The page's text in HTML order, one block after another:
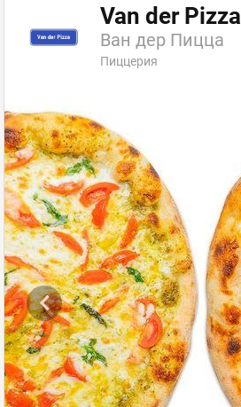
Van der Pizza
Ван дер Пицца
Пиццерия